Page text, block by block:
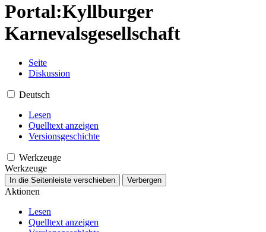
Portal:Kyllburger
Karnevalsgesellschaft
Seite
Diskussion
Deutsch
Lesen
Quelltext anzeigen
Versionsgeschichte
Werkzeuge
Werkzeuge
In die Seitenleiste verschieben Verbergen
Aktionen
Lesen
Quelltext anzeigen